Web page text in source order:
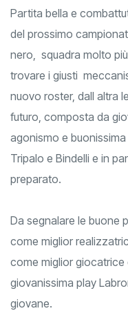
Partita bella e
del prossimo
nero, squadra molto
trovare i giusti
nuovo roster, dall altra
futuro, composta da
agonismo e
Tripalo e Bindelli e in
preparato.
Da segnalare le buone
come miglior
come miglior
giovanissima play
giovane.